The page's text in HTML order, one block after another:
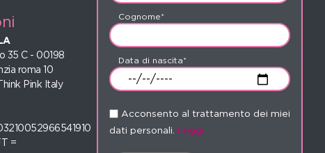
35 C - 00198
roma 10
Pink Italy
=
Cognome*
Data di nascita*
Acconsento al trattamento dei miei
dati personali. Leggi